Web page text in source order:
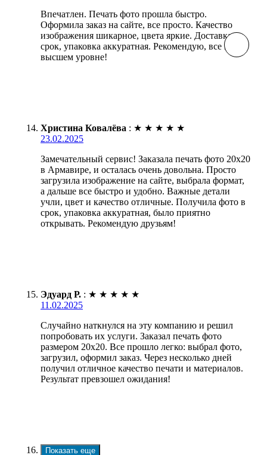
Впечатлен. Печать фото прошла быстро.
Оформила заказ на сайте, все просто. Качество
изображения шикарное, цвета яркие. Доставка в
срок, упаковка аккуратная. Рекомендую, все на
высшем уровне!
Христина Ковалёва : ★ ★ ★ ★ ★
23.02.2025
Замечательный сервис! Заказала печать фото 20х20
в Армавире, и осталась очень довольна. Просто
загрузила изображение на сайте, выбрала формат,
а дальше все быстро и удобно. Важные детали
учли, цвет и качество отличные. Получила фото в
срок, упаковка аккуратная, было приятно
открывать. Рекомендую друзьям!
Эдуард Р. : ★ ★ ★ ★ ★
11.02.2025
Случайно наткнулся на эту компанию и решил
попробовать их услуги. Заказал печать фото
размером 20х20. Все прошло легко: выбрал фото,
загрузил, оформил заказ. Через несколько дней
получил отличное качество печати и материалов.
Результат превзошел ожидания!
Показать еще